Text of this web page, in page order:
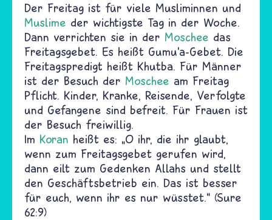
Der Freitag ist für viele Musliminnen und
Muslime der wichtigste Tag in der Woche.
Dann verrichten sie in der Moschee das
Freitagsgebet. Es heißt Gumu’a-Gebet. Die
Freitagspredigt heißt Khutba. Für Männer
ist der Besuch der Moschee am Freitag
Pflicht. Kinder, Kranke, Reisende, Verfolgte
und Gefangene sind befreit. Für Frauen ist
der Besuch freiwillig.
Im Koran heißt es: „O ihr, die ihr glaubt,
wenn zum Freitagsgebet gerufen wird,
dann eilt zum Gedenken Allahs und stellt
den Geschäftsbetrieb ein. Das ist besser
für euch, wenn ihr es nur wüsstet.“ (Sure
62:9)